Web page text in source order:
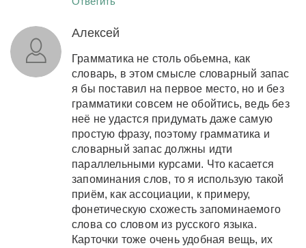
Алексей
Грамматика не столь обьемна, как
словарь, в этом смысле словарный запас
я бы поставил на первое место, но и без
грамматики совсем не обойтись, ведь без
неё не удастся придумать даже самую
простую фразу, поэтому грамматика и
словарный запас должны идти
параллельными курсами. Что касается
запоминания слов, то я использую такой
приём, как ассоциации, к примеру,
фонетическую схожесть запоминаемого
слова со словом из русского языка.
Карточки тоже очень удобная вещь, их